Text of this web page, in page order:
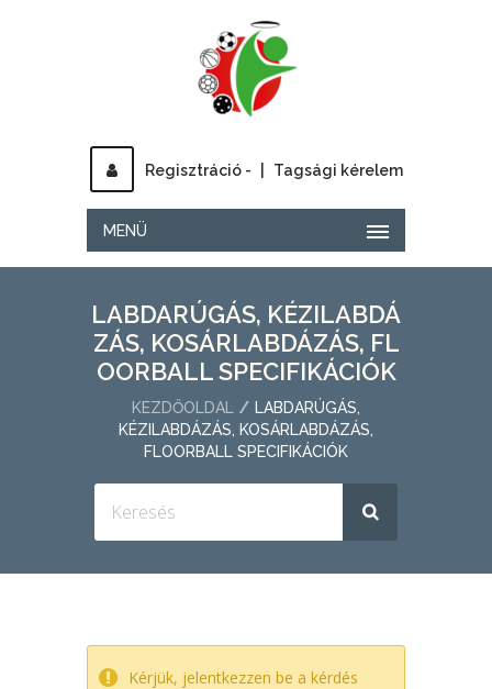
Regisztráció - Tagsági kérelem
MENÜ
LABDARÚGÁS, KÉZILABDÁ
ZÁS, KOSÁRLABDÁZÁS, FL
OORBALL SPECIFIKÁCIÓK
KEZDŐOLDAL
LABDARÚGÁS,
KÉZILABDÁZÁS, KOSÁRLABDÁZÁS,
FLOORBALL SPECIFIKÁCIÓK
Kérjük, jelentkezzen be a kérdés